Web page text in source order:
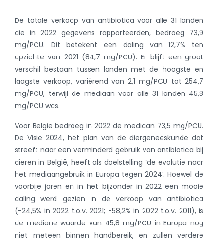
De totale verkoop van antibiotica voor alle 31 landen
die in 2022 gegevens rapporteerden, bedroeg 73,9
mg/PCU. Dit betekent een daling van 12,7% ten
opzichte van 2021 (84,7 mg/PCU). Er blijft een groot
verschil bestaan tussen landen met de hoogste en
laagste verkoop, variërend van 2,1 mg/PCU tot 254,7
mg/PCU, terwijl de mediaan voor alle 31 landen 45,8
mg/PCU was.
Voor België bedroeg in 2022 de mediaan 73,5 mg/PCU.
DeVisie 2024, het plan van de diergeneeskunde dat
streeft naar een verminderd gebruik van antibiotica bij
dieren in België, heeft als doelstelling ‘de evolutie naar
het mediaangebruik in Europa tegen 2024’. Hoewel de
voorbije jaren en in het bijzonder in 2022 een mooie
daling werd gezien in de verkoop van antibiotica
(-24,5% in 2022 t.o.v. 2021; -58,2% in 2022 t.o.v. 2011), is
de mediane waarde van 45,8 mg/PCU in Europa nog
niet meteen binnen handbereik, en zullen verdere